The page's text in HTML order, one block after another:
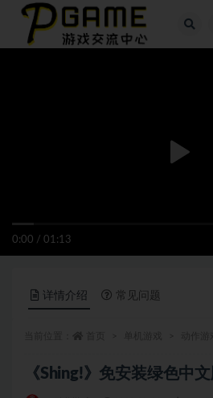
0:00 / 01:13
详情介绍 常见问题
《Shing!》免安装绿色中
全部